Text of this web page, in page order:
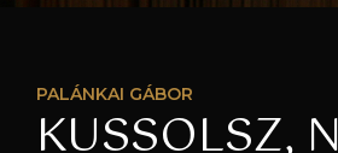
PALÁNKAI GÁBOR